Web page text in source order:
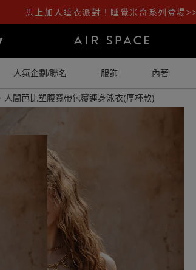
馬上加入睡衣派對！睡覺米奇系列登場
人氣企劃/聯名 服飾 內著
人間芭比塑腹寬帶包覆連身泳衣(厚杯款)